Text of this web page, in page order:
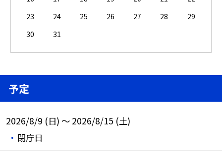
23
24 25 26 27 28
29
30
31
予定
2026/8/9 (日) ～ 2026/8/15 (土)
閉庁日